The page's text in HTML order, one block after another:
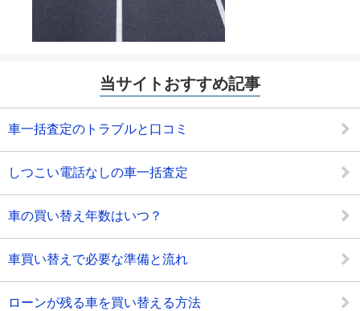
当サイトおすすめ記事
車一括査定のトラブルと口コミ
しつこい電話なしの車一括査定
車の買い替え年数はいつ？
車買い替えで必要な準備と流れ
ローンが残る車を買い替える方法